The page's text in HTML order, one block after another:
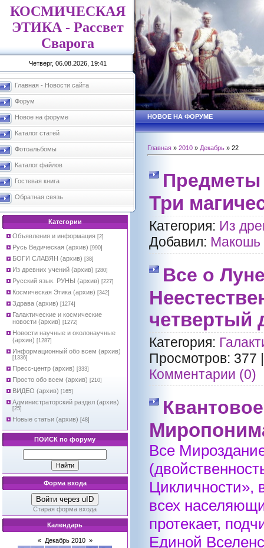
КОСМИЧЕСКАЯ
ЭТИКА - Рассвет
Сварога
Четверг, 06.08.2026, 19:41
Главная - Новости сайта
Форум
Новое на форуме
Каталог статей
Фотоальбомы
Каталог файлов
Гостевая книга
Обратная связь
Категории
Объявления и информация [2]
Русь Ведическая (архив) [990]
БОГИ СЛАВЯН (архив) [38]
Из древних учений (архив) [280]
Русский язык. РУНЫ (архив) [227]
Космическая Этика (архив) [342]
Здрава (архив) [1274]
Галактические и космические
новости (архив) [1272]
Новости научные и околонаучные
(архив) [1287]
Информационный обо всем (архив)
[1336]
Пресс-центр (архив) [333]
Просто обо всем (архив) [210]
ВИДЕО (архив) [165]
Администраторский раздел (архив)
[25]
Новые статьи (архив) [48]
ПОИСК по форуму
Форма входа
Войти через uID
Старая форма входа
Календарь
« Декабрь 2010 »
НОВОЕ НА ФОРУМЕ
Главная » 2010 » Декабрь » 22
Предметы
Три
Категория: Из
Добавил: Макошь
Все о
четвертый
Категория:
Просмотров: 377
Комментарии (0)
Все
Цикличности»,
всех
протекает,
Единой